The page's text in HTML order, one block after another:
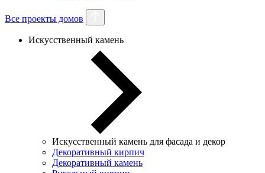
Все проекты домов
Искусственный камень
Искусственный камень для фасада и декор
Декоративный кирпич
Декоративный камень